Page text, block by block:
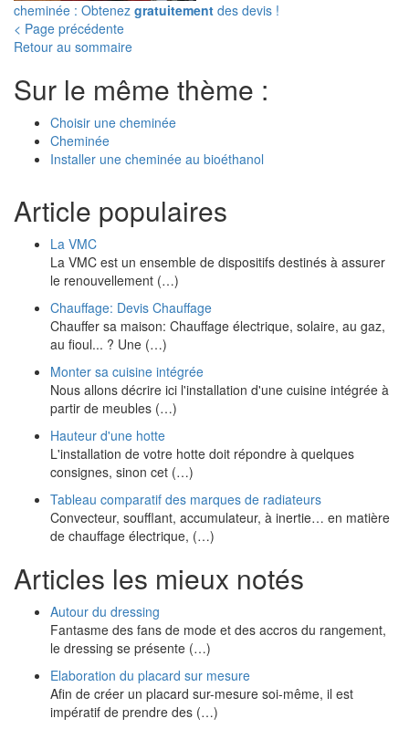
cheminée : Obtenez gratuitement des devis !
< Page précédente
Retour au sommaire
Sur le même thème :
Choisir une cheminée
Cheminée
Installer une cheminée au bioéthanol
Article populaires
La VMC
La VMC est un ensemble de dispositifs destinés à assurer
le renouvellement (…)
Chauffage: Devis Chauffage
Chauffer sa maison: Chauffage électrique, solaire, au gaz,
au fioul... ? Une (…)
Monter sa cuisine intégrée
Nous allons décrire ici l'installation d'une cuisine intégrée à
partir de meubles (…)
Hauteur d'une hotte
L'installation de votre hotte doit répondre à quelques
consignes, sinon cet (…)
Tableau comparatif des marques de radiateurs
Convecteur, soufflant, accumulateur, à inertie… en matière
de chauffage électrique, (…)
Articles les mieux notés
Autour du dressing
Fantasme des fans de mode et des accros du rangement,
le dressing se présente (…)
Elaboration du placard sur mesure
Afin de créer un placard sur-mesure soi-même, il est
impératif de prendre des (…)